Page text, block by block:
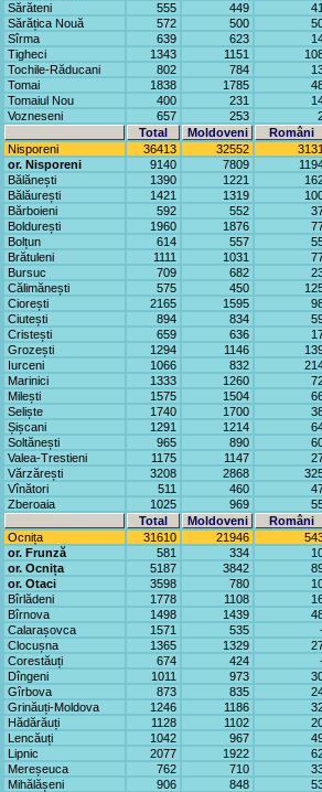
Sărăteni
555 449 41
Sărățica Nouă
572 500
Sîrma
639 623
Tigheci
1343 1151
Tochile-Răducani
802 784
Tomai
1838 1785
Tomaiul Nou
400 231
Vozneseni
657 253
Total
Moldoveni Români
Nisporeni
36413 32552 3131
or. Nisporeni
9140 7809
Bălănești
1390 1221
Bălăurești
1421 1319
Bărboieni
592 552
Boldurești
1960 1876
Bolțun
614 557
Brătuleni
1111 1031
Bursuc
709 682
Călimănești
575 450
Ciorești
2165 1595
Ciutești
894 834
Cristești
659 636
Grozești
1294 1146
Iurceni
1066 832
Marinici
1333 1260
Milești
1575 1504
Seliște
1740 1700
Șișcani
1291 1214
Soltănești
965 890
Valea-Trestieni
1175 1147
Vărzărești
3208 2868
Vînători
511 460
Zberoaia
1025 969
Total
Moldoveni Români
Ocnița
31610 21946
or. Frunză
581 334
or. Ocnița
5187 3842
or. Otaci
3598 780
Bîrlădeni
1778 1108
Bîrnova
1498 1439
Calarașovca
1571 535
Clocușna
1365 1329
Corestăuți
674 424
Dîngeni
1011 973
Gîrbova
873 835
Grinăuți-Moldova
1246 1186
Hădărăuți
1128 1102
Lencăuți
1042 967
Lipnic
2077 1922
Mereșeuca
762 710
Mihălășeni
906 848